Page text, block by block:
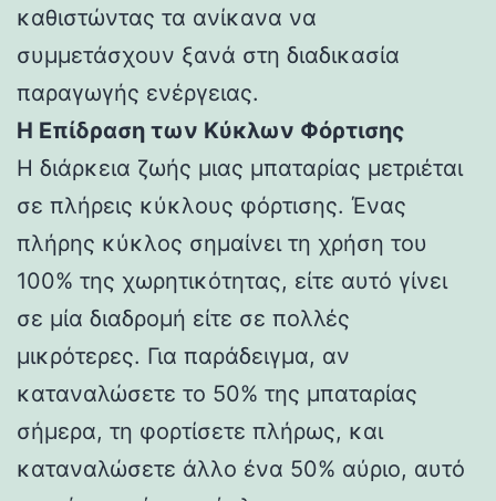
καθιστώντας τα ανίκανα να
συμμετάσχουν ξανά στη διαδικασία
παραγωγής ενέργειας.
Η Επίδραση των Κύκλων Φόρτισης
Η διάρκεια ζωής μιας μπαταρίας μετριέται
σε πλήρεις κύκλους φόρτισης. Ένας
πλήρης κύκλος σημαίνει τη χρήση του
100% της χωρητικότητας, είτε αυτό γίνει
σε μία διαδρομή είτε σε πολλές
μικρότερες. Για παράδειγμα, αν
καταναλώσετε το 50% της μπαταρίας
σήμερα, τη φορτίσετε πλήρως, και
καταναλώσετε άλλο ένα 50% αύριο, αυτό